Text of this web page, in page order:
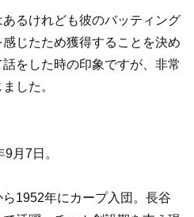
るけれども彼のバッティング
じたため獲得することを決め
をした時の印象ですが、非常
した。
月7日。
ら1952年にカープ入団。長谷